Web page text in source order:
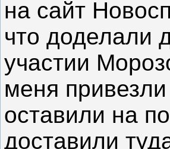
на сайт
что доделали
участии
меня
оставили на
доставили